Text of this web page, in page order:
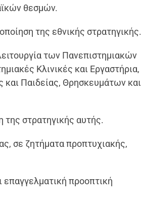
θεσμών.
της εθνικής στρατηγικής.
των Πανεπιστημιακών
Κλινικές και Εργαστήρια,
Παιδείας, Θρησκευμάτων και
της στρατηγικής αυτής.
σε ζητήματα προπτυχιακής,
προοπτική